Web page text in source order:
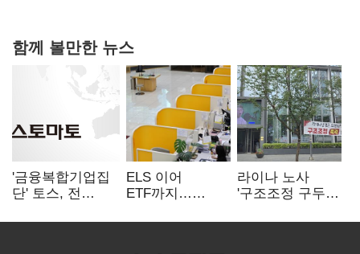
함께 볼만한 뉴스
'금융복합기업집
단' 토스, 전
표준화
ELS 이어
ETF까지…
제동 걸린 은행
라이나 노사
'구조조정 구두